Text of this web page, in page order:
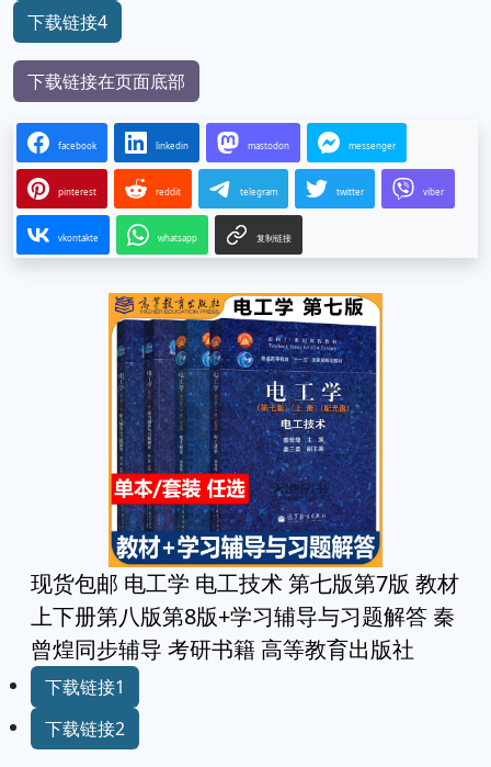
下载链接4
下载链接在页面底部
facebook linkedin mastodon messenger
pinterest reddit telegram twitter viber
vkontakte whatsapp 复制链接
现货包邮 电工学 电工技术 第七版第7版 教材
上下册第八版第8版+学习辅导与习题解答 秦
曾煌同步辅导 考研书籍 高等教育出版社
下载链接1
下载链接2